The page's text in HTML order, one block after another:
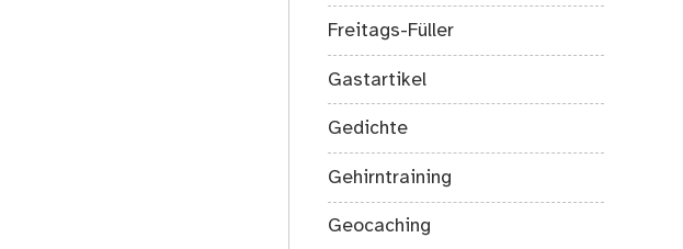
Freitags-Füller
Gastartikel
Gedichte
Gehirntraining
Geocaching